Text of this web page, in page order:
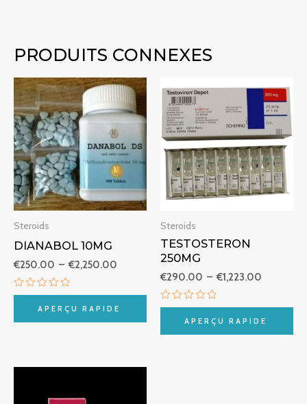
PRODUITS CONNEXES
Steroids
DIANABOL 10MG
€250.00 – €2,250.00
Plage
de
prix :
€250.00
à
€2,250.00
Note
5
APERÇU RAPIDE
Steroids
TESTOSTERON
250MG
€290.00 – €1,223.00
de
prix :
€290.00
à
€1,223.00
Note
5
APERÇU RAPIDE